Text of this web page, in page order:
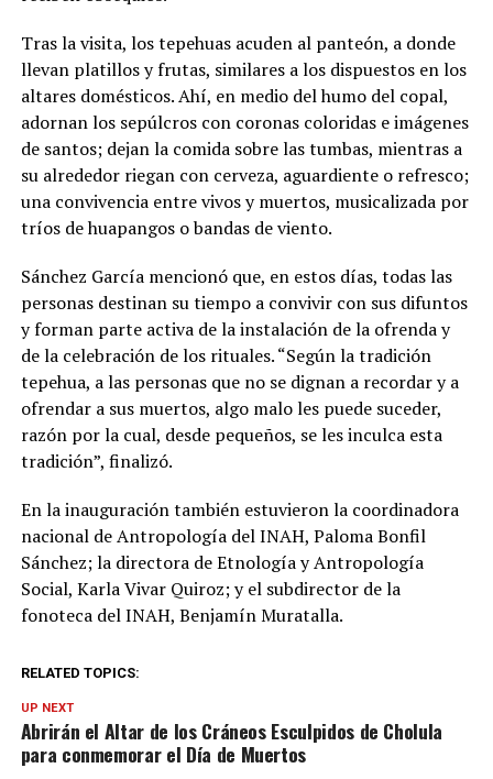
Tras la visita, los tepehuas acuden al panteón, a donde
llevan platillos y frutas, similares a los dispuestos en los
altares domésticos. Ahí, en medio del humo del copal,
adornan los sepúlcros con coronas coloridas e imágenes
de santos; dejan la comida sobre las tumbas, mientras a
su alrededor riegan con cerveza, aguardiente o refresco;
una convivencia entre vivos y muertos, musicalizada por
tríos de huapangos o bandas de viento.
Sánchez García mencionó que, en estos días, todas las
personas destinan su tiempo a convivir con sus difuntos
y forman parte activa de la instalación de la ofrenda y
de la celebración de los rituales. “Según la tradición
tepehua, a las personas que no se dignan a recordar y a
ofrendar a sus muertos, algo malo les puede suceder,
razón por la cual, desde pequeños, se les inculca esta
tradición”, finalizó.
En la inauguración también estuvieron la coordinadora
nacional de Antropología del INAH, Paloma Bonfil
Sánchez; la directora de Etnología y Antropología
Social, Karla Vivar Quiroz; y el subdirector de la
fonoteca del INAH, Benjamín Muratalla.
RELATED TOPICS:
UP NEXT
Abrirán el Altar de los Cráneos Esculpidos de Cholula
para conmemorar el Día de Muertos